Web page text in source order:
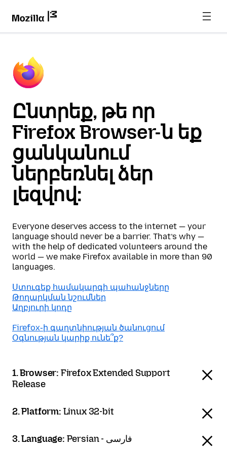
Ընտրեք, թե որ
Firefox Browser-ն եք
ցանկանում
ներբեռնել ձեր
լեզվով:
Everyone deserves access to the internet — your
language should never be a barrier. That’s why —
with the help of dedicated volunteers around the
world — we make Firefox available in more than 90
languages.
Ստուգեք համակարգի պահանջները
Թողարկման նշումներ
Աղբյուրի կոդը
Firefox֊ի գաղտնիության ծանուցում
Օգնության կարիք ունե՞ք?
1. Browser: Firefox Extended Support
Release
2. Platform: Linux 32-bit
3. Language: Persian - فارسی